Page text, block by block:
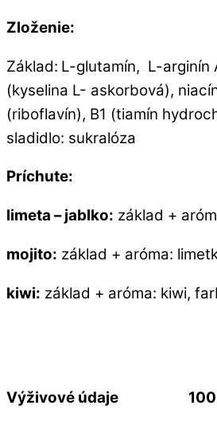
Zloženie:
Základ: L-glutamín, L-arginín
(kyselina L- askorbová),
(riboflavín), B1 (tiamín
sladidlo: sukralóza
Príchute:
limeta – jablko: základ +
mojito: základ + aróma:
kiwi: základ + aróma: kiwi,
Výživové údaje